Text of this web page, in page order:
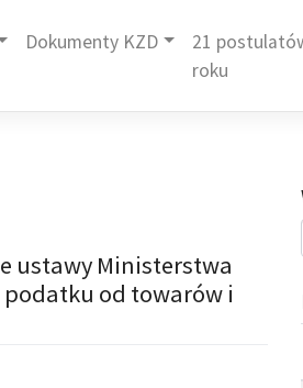
Dokumenty KZD
21
roku
ustawy Ministerstwa
podatku od towarów i